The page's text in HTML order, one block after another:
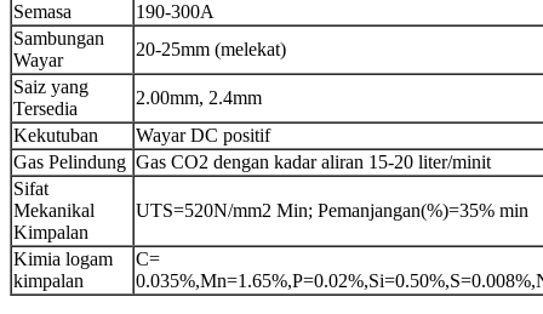
Semasa
190-300A
Sambungan
Wayar
20-25mm (melekat)
Saiz yang
Tersedia
2.00mm, 2.4mm
Kekutuban
Wayar DC positif
Gas Pelindung Gas CO2 dengan kadar aliran 15-20 liter/minit
Sifat
Mekanikal
Kimpalan
UTS=520N/mm2 Min; Pemanjangan(%)=35% min
Kimia logam
kimpalan
C=